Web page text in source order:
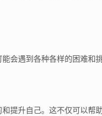
会遇到各种各样的困难和
提升自己。这不仅可以帮